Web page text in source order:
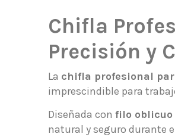
Chifla
Precisión y
La chifla profesional
imprescindible para
Diseñada con filo oblicuo
natural y seguro durante